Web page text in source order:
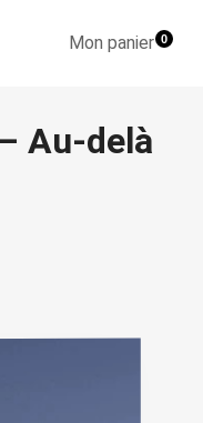
Mon panier0
Au-delà